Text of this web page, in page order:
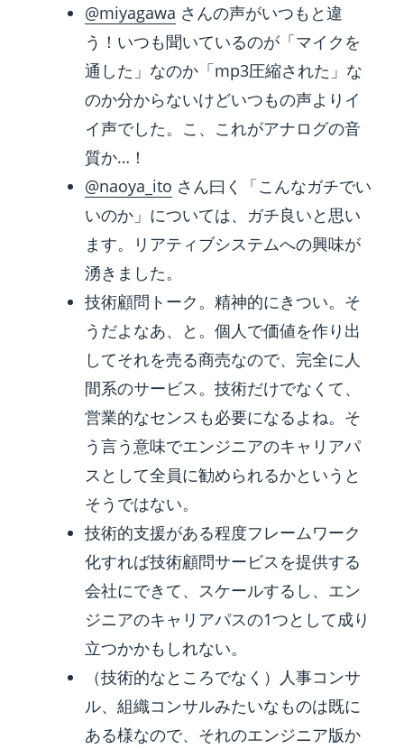
@miyagawa さんの声がいつもと違
う！いつも聞いているのが「マイクを
通した」なのか「mp3圧縮された」な
のか分からないけどいつもの声よりイ
イ声でした。こ、これがアナログの音
質か…！
@naoya_ito さん曰く「こんなガチでい
いのか」については、ガチ良いと思い
ます。リアティブシステムへの興味が
湧きました。
技術顧問トーク。精神的にきつい。そ
うだよなあ、と。個人で価値を作り出
してそれを売る商売なので、完全に人
間系のサービス。技術だけでなくて、
営業的なセンスも必要になるよね。そ
う言う意味でエンジニアのキャリアパ
スとして全員に勧められるかというと
そうではない。
技術的支援がある程度フレームワーク
化すれば技術顧問サービスを提供する
会社にできて、スケールするし、エン
ジニアのキャリアパスの1つとして成り
立つかかもしれない。
（技術的なところでなく）人事コンサ
ル、組織コンサルみたいなものは既に
ある様なので、それのエンジニア版か